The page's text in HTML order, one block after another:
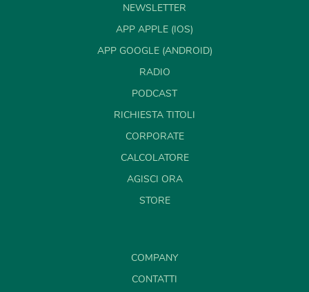
NEWSLETTER
APP APPLE (IOS)
APP GOOGLE (ANDROID)
RADIO
PODCAST
RICHIESTA TITOLI
CORPORATE
CALCOLATORE
AGISCI ORA
STORE
COMPANY
CONTATTI